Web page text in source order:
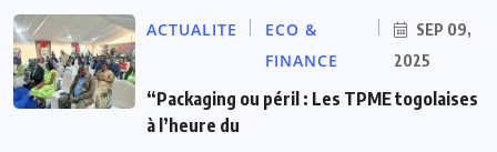
ACTUALITE
ECO &
FINANCE
SEP 09,
2025
“Packaging ou péril : Les TPME togolaises
à l’heure du